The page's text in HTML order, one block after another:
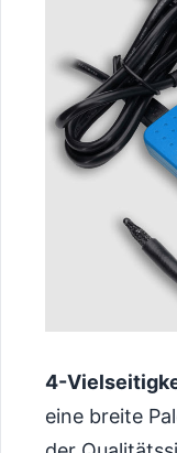
4-
eine breite